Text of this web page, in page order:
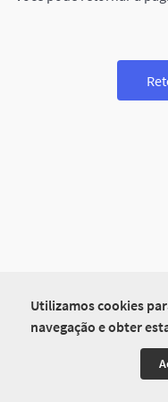
Utilizamos cookies
navegação e obter